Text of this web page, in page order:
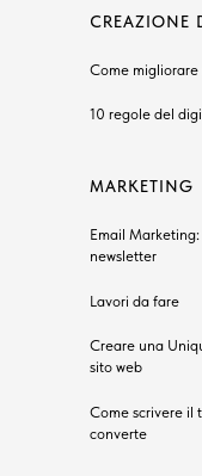
Come migliorare
Come scrivere il
converte
10 regole del
CREAZIONE
Creare una
sito web
Email
newsletter
Lavori da fare
MARKETING